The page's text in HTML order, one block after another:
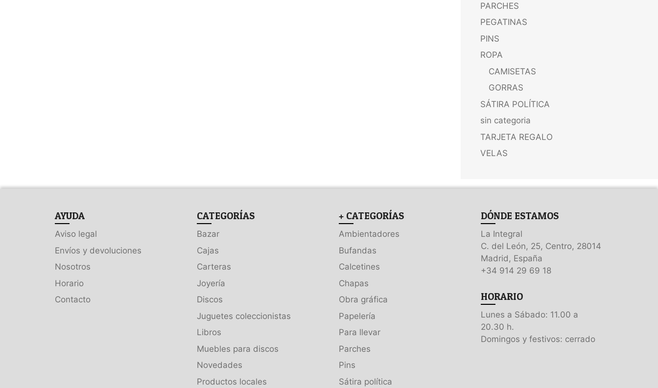
PARCHES
PEGATINAS
PINS
ROPA
CAMISETAS
GORRAS
SÁTIRA POLÍTICA
sin categoria
TARJETA REGALO
VELAS
AYUDA
Aviso legal
Envíos y devoluciones
Nosotros
Horario
Contacto
CATEGORÍAS
Bazar
Cajas
Carteras
Joyería
Discos
Juguetes coleccionistas
Libros
Muebles para discos
Novedades
Productos locales
+ CATEGORÍAS
Ambientadores
Bufandas
Calcetines
Chapas
Obra gráfica
Papelería
Para llevar
Parches
Pins
Sátira política
DÓNDE ESTAMOS
La Integral
C. del León, 25, Centro, 28014
Madrid, España
+34 914 29 69 18
HORARIO
Lunes a Sábado: 11.00 a
20.30 h.
Domingos y festivos: cerrado